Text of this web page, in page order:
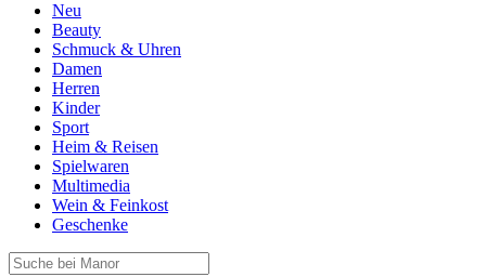
Neu
Beauty
Schmuck & Uhren
Damen
Herren
Kinder
Sport
Heim & Reisen
Spielwaren
Multimedia
Wein & Feinkost
Geschenke